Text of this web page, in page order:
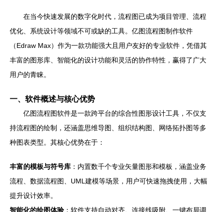
在当今快速发展的数字化时代，流程图已成为项目管理、流程
优化、系统设计等领域不可或缺的工具。亿图流程图制作软件
（Edraw Max）作为一款功能强大且用户友好的专业软件，凭借其
丰富的图形库、智能化的设计功能和灵活的协作特性，赢得了广大
用户的青睐。
一、软件概述与核心优势
亿图流程图软件是一款跨平台的综合性图形设计工具，不仅支
持流程图的绘制，还涵盖思维导图、组织结构图、网络拓扑图等多
种图表类型。其核心优势在于：
丰富的模板与符号库 ：内置数千个专业矢量图形和模板，涵盖业务
流程、数据流程图、UML建模等场景，用户可快速拖拽使用，大幅
提升设计效率。
智能化的绘图体验 ：软件支持自动对齐、连接线吸附、一键布局调